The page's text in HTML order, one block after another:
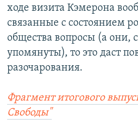
ходе визита Кэмерона
связанные с состоянием
общества вопросы (а они,
упомянуты), то это даст
разочарования.
Фрагмент итогового
Свободы"